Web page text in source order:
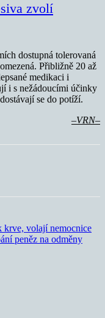
zvolí
dostupná tolerovaná
Přibližně 20 až
medikaci i
i s nežádoucími účinky
se do potíží.
–VRN–
krve, volají nemocnice
peněz na odměny